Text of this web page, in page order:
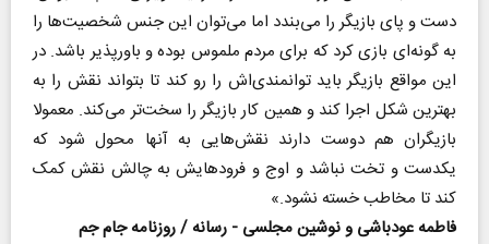
دست و پای بازیگر را می‌بندد اما می‌توان این جنس شخصیت‌ها را
به گونه‌ای بازی کرد که برای مردم ملموس بوده و باورپذیر باشد. در
این مواقع بازیگر باید توانمندی‌اش را رو کند تا بتواند نقش را به
بهترین شکل اجرا کند و همین کار بازیگر را سخت‌تر می‌کند. معمولا
بازیگران هم دوست دارند نقش‌هایی به آنها محول شود که
یکدست و تخت نباشد و اوج و فرودهایش به چالش نقش کمک
کند تا مخاطب خسته نشود.»
فاطمه عودباشی و نوشین مجلسی - رسانه / روزنامه جام جم